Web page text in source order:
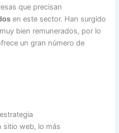
que precisan
en este sector. Han surgido
bien remunerados, por lo
un gran número de
sitio web, lo más